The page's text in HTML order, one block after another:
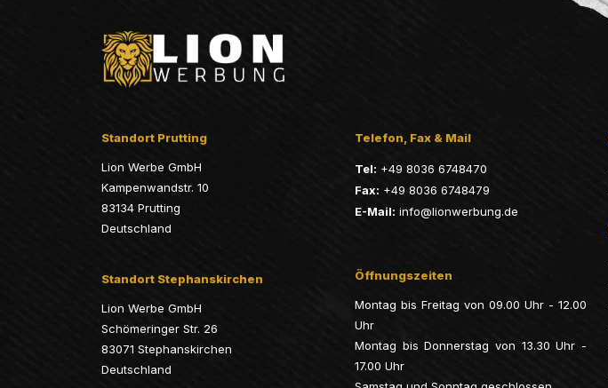
Standort Prutting
Lion Werbe GmbH
Kampenwandstr. 10
83134 Prutting
Deutschland
Standort Stephanskirchen
Lion Werbe GmbH
Schömeringer Str. 26
83071 Stephanskirchen
Deutschland
Telefon, Fax & Mail
Tel: +49 8036 6748470
Fax: +49 8036 6748479
E-Mail: info@lionwerbung.de
Öffnungszeiten
Montag bis Freitag von 09.00 Uhr - 12.00
Uhr
Montag bis Donnerstag von 13.30 Uhr -
17.00 Uhr